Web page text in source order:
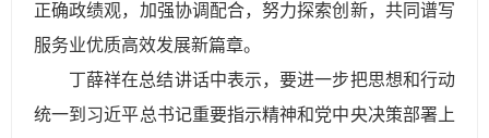
正确政绩观，加强协调配合，努力探索创新，共同谱写
服务业优质高效发展新篇章。
丁薛祥在总结讲话中表示，要进一步把思想和行动
统一到习近平总书记重要指示精神和党中央决策部署上